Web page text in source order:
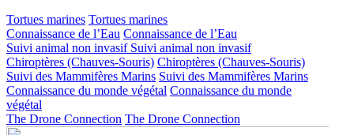
Tortues marines Tortues marines
Connaissance de l’Eau Connaissance de l’Eau
Suivi animal non invasif Suivi animal non invasif
Chiroptères (Chauves-Souris) Chiroptères (Chauves-Souris)
Suivi des Mammifères Marins Suivi des Mammifères Marins
Connaissance du monde végétal Connaissance du monde
végétal
The Drone Connection The Drone Connection